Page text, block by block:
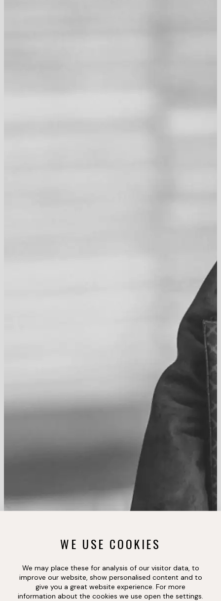
WE USE COOKIES
We may place these for analysis of our visitor data, to
improve our website, show personalised content and to
give you a great website experience. For more
information about the cookies we use open the settings.